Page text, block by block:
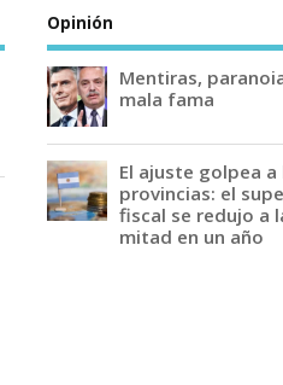
Opinión
Mentiras,
mala fama
El ajuste golpea a
provincias: el
fiscal se redujo a
mitad en un año